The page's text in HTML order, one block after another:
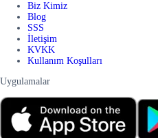
Biz Kimiz
Blog
SSS
İletişim
KVKK
Kullanım Koşulları
Uygulamalar